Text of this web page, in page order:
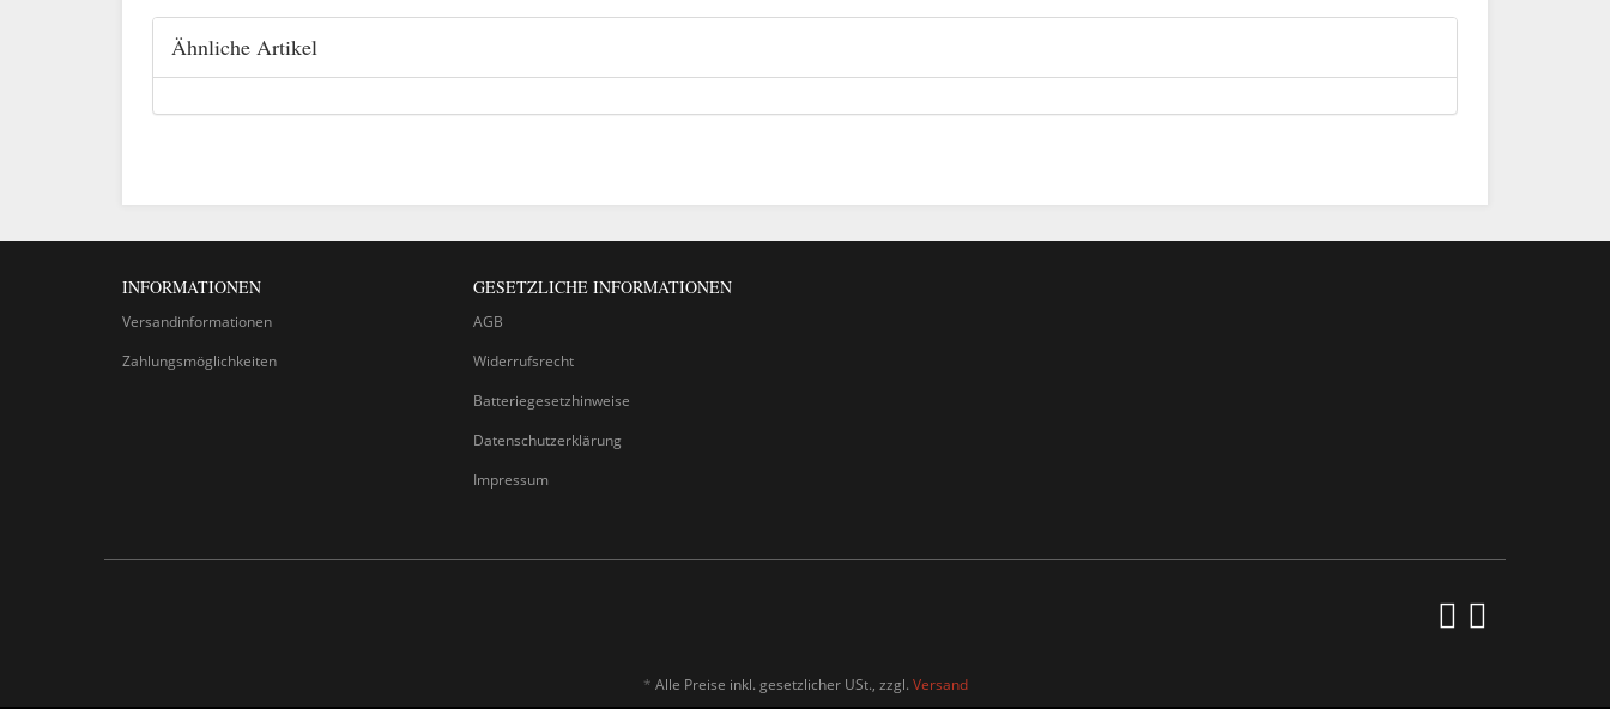
Ähnliche Artikel
INFORMATIONEN
Versandinformationen
Zahlungsmöglichkeiten
GESETZLICHE INFORMATIONEN
AGB
Widerrufsrecht
Batteriegesetzhinweise
Datenschutzerklärung
Impressum
* Alle Preise inkl. gesetzlicher USt., zzgl. Versand